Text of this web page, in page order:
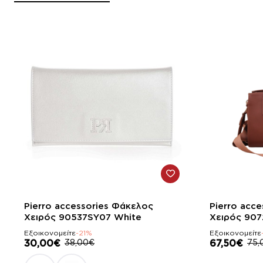
-21%
Pierro accessories Φάκελος
Χειρός 90537SY07 White
Εξοικονομείτε-21%
30,00€ 38,00€
-10%
Pierro
Χειρός
Εξοικονομείτε
67,50€